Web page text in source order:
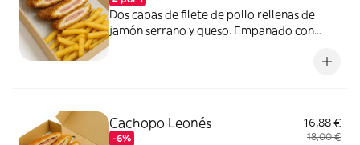
Dos capas de filete de pollo rellenas de
jamón serrano y queso. Empanado con
Cachopo Leonés
-6%
16,88 €
18,00 €